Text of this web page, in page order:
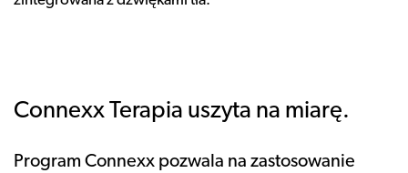
Connexx Terapia uszyta na miarę.
Program Connexx pozwala na zastosowanie